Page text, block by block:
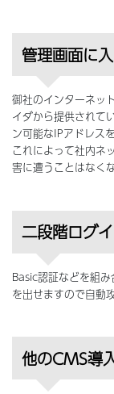
管理画面に
御社のインターネッ
イダから提供されて
ン可能なIPアドレス
これによって社内ネ
害に遭うことはなく
二段階ログ
Basic認証などを組
を出せますので自動
他のCMS導